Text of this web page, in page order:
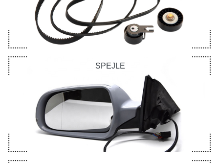
SPEJLE